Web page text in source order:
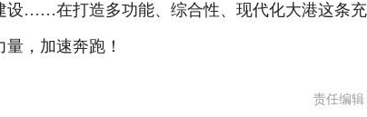
……在打造多功能、综合性、现代化大港这条
，加速奔跑！
责任编